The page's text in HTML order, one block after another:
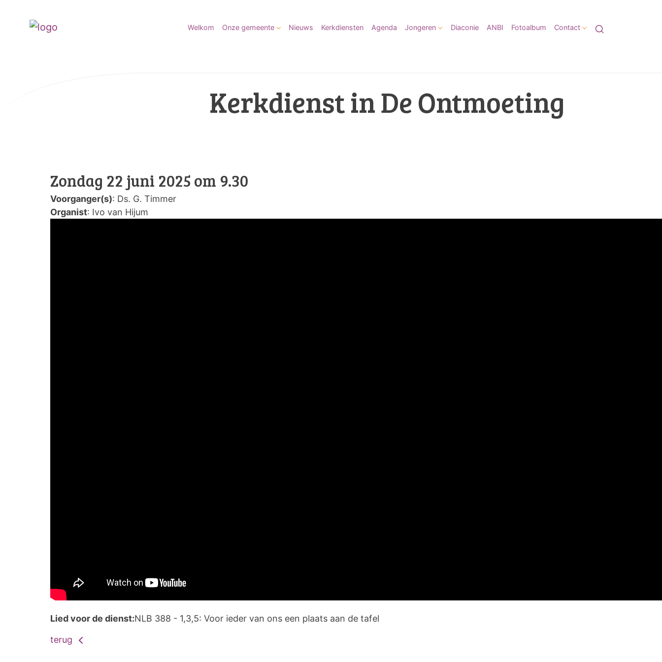
Welkom Onze gemeente Nieuws Kerkdiensten Agenda Jongeren Diaconie ANBI Fotoalbum Contact
Kerkdienst in De Ontmoeting
Zondag 22 juni 2025 om 9.30
Voorganger(s): Ds. G. Timmer
Organist: Ivo van Hijum
Lied voor de dienst:NLB 388 - 1,3,5: Voor ieder van ons een plaats aan de tafel
terug